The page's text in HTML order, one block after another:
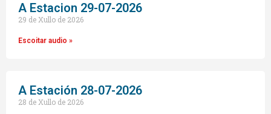
A Estacion 29-07-2026
29 de Xullo de 2026
Escoitar audio »
A Estación 28-07-2026
28 de Xullo de 2026